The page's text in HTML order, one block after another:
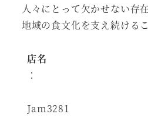
人々にとって欠かせない存
地域の食文化を支え続ける
店名
：
Jam3281